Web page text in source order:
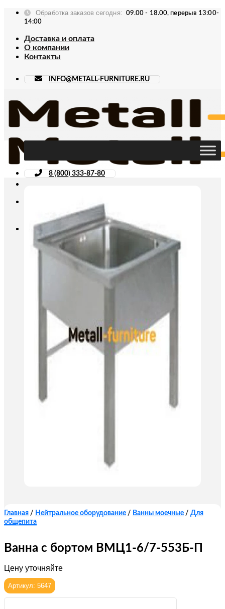
Skip
Обработка заказов сегодня:
09.00 - 18.00, перерыв 13:00-
14:00
Доставка и оплата
О компании
Контакты
INFO@METALL-FURNITURE.RU
8 (800) 333-87-80
Главная / Нейтральное оборудование / Ванны моечные / Для
общепита
Ванна с бортом ВМЦ1-6/7-553Б-П
Цену уточняйте
Артикул: 5647